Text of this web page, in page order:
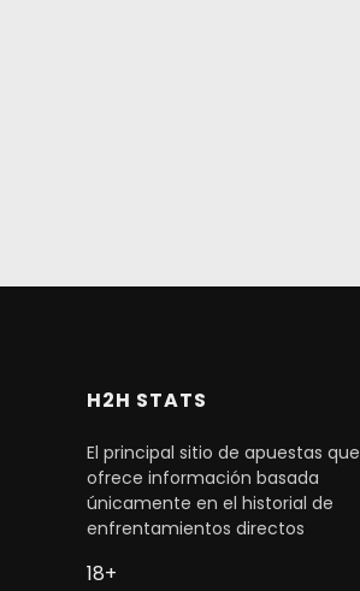
H2H STATS
El principal sitio de apuestas que
ofrece información basada
únicamente en el historial de
enfrentamientos directos
18+